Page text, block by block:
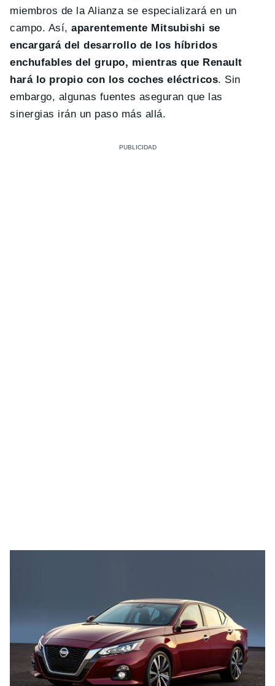
miembros de la Alianza se especializará en un
campo. Así,aparentemente Mitsubishi se
encargará del desarrollo de los híbridos
enchufables del grupo, mientras que Renault
hará lo propio con los coches eléctricos. Sin
embargo, algunas fuentes aseguran que las
sinergias irán un paso más allá.